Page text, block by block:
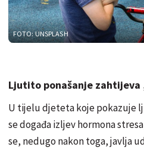
FOTO: UNSPLASH
Ljutito ponašanje zahtijeva
U tijelu djeteta koje pokazuje
se događa izljev hormona
se, nedugo nakon toga, javlja